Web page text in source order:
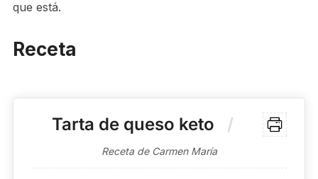
que está.
Receta
Tarta de queso keto
Receta de Carmen María